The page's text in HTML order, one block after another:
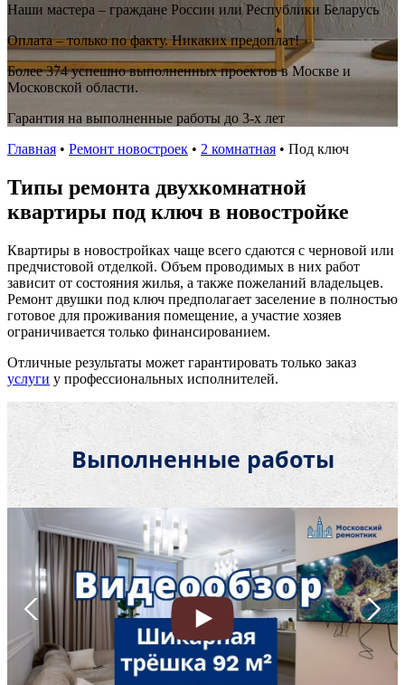
Наши мастера – граждане России или Республики Беларусь
Оплата – только по факту. Никаких предоплат!
Более 374 успешно выполненных проектов в Москве и
Московской области.
Гарантия на выполненные работы до 3-х лет
Главная • Ремонт новостроек • 2 комнатная • Под ключ
Типы ремонта двухкомнатной
квартиры под ключ в новостройке
Квартиры в новостройках чаще всего сдаются с черновой или
предчистовой отделкой. Объем проводимых в них работ
зависит от состояния жилья, а также пожеланий владельцев.
Ремонт двушки под ключ предполагает заселение в полностью
готовое для проживания помещение, а участие хозяев
ограничивается только финансированием.
Отличные результаты может гарантировать только заказ
услуги у профессиональных исполнителей.